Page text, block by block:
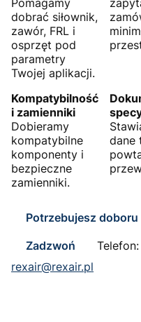
Pomagamy
dobrać siłownik,
zawór, FRL i
osprzęt pod
parametry
Twojej aplikacji.
Kompatybilność
i zamienniki
Dobieramy
kompatybilne
komponenty i
bezpieczne
zamienniki.
dane
Potrzebujesz
Zadzwoń
Telefon:
rexair@rexair.pl